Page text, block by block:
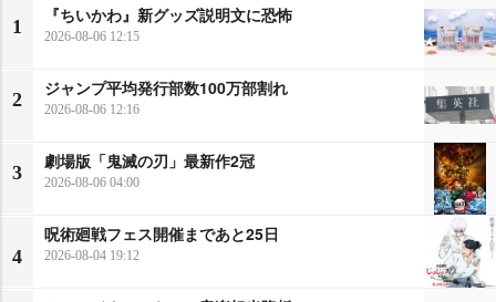
1
『ちいかわ』新グッズ説明文に恐怖
2026-08-06 12:15
2
ジャンプ平均発行部数100万部割れ
2026-08-06 12:16
3
劇場版「鬼滅の刃」最新作2冠
2026-08-06 04:00
4
呪術廻戦フェス開催まであと25日
2026-08-04 19:12